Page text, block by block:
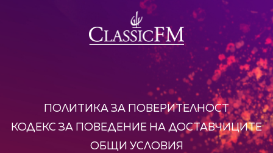
ПОЛИТИКА ЗА ПОВЕРИТЕЛНОСТ
КОДЕКС ЗА ПОВЕДЕНИЕ НА ДОСТАВЧИЦИТЕ
ОБЩИ УСЛОВИЯ